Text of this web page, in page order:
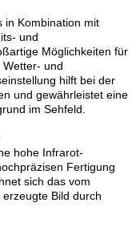
in Kombination mit
und
Möglichkeiten für
und
hilft bei der
und gewährleistet eine
im Sehfeld.
hohe Infrarot-
Fertigung
sich das vom
Bild durch